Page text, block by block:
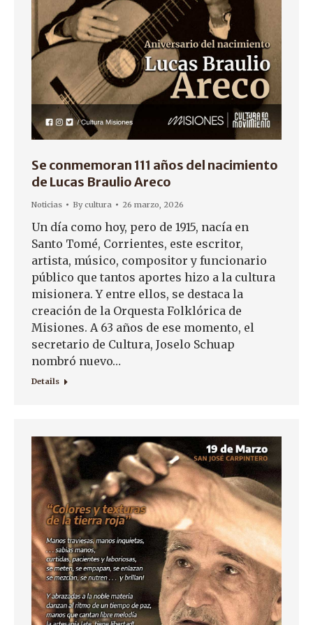
Se conmemoran 111 años del nacimiento
de Lucas Braulio Areco
Noticias Bycultura 26 marzo, 2026
Un día como hoy, pero de 1915, nacía en
Santo Tomé, Corrientes, este escritor,
artista, músico, compositor y funcionario
público que tantos aportes hizo a la cultura
misionera. Y entre ellos, se destaca la
creación de la Orquesta Folklórica de
Misiones. A 63 años de ese momento, el
secretario de Cultura, Joselo Schuap
nombró nuevo…
Details